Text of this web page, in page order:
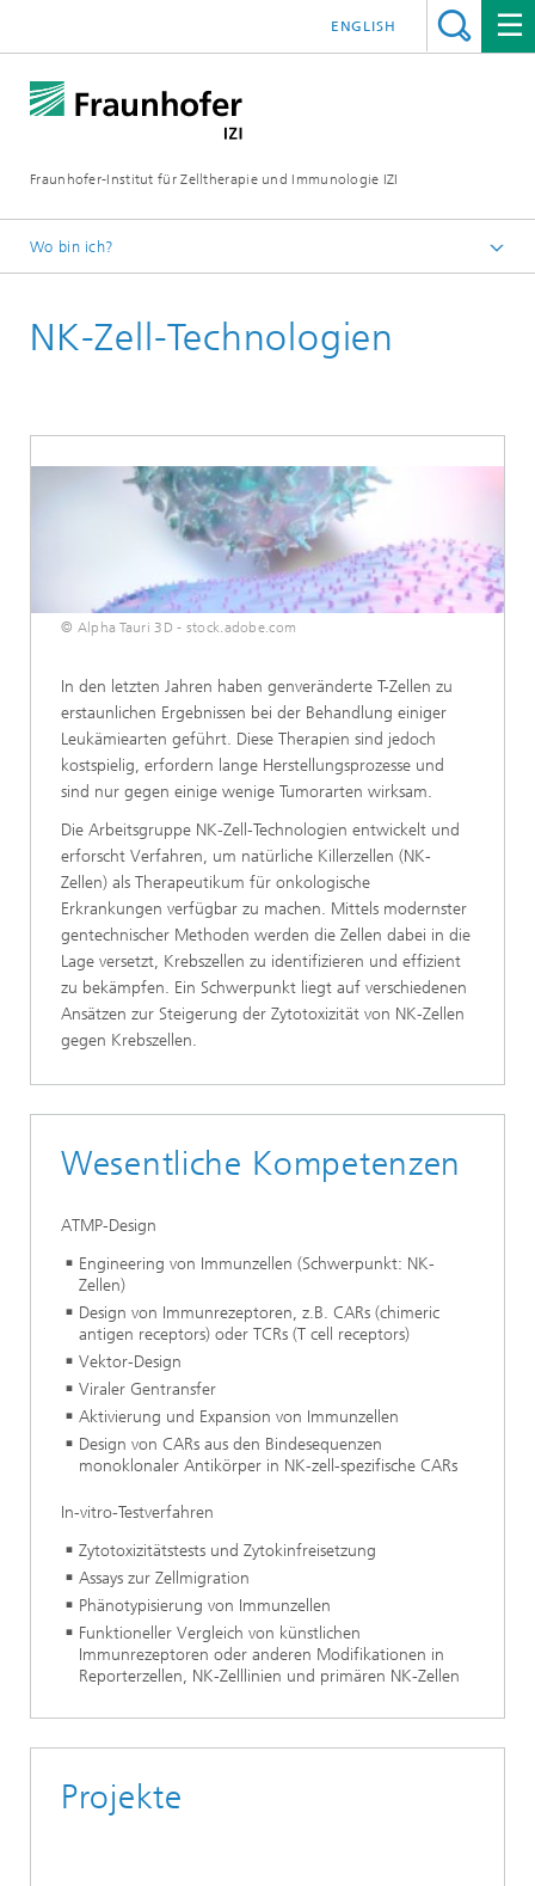
Fraunhofer-Institut für Zelltherapie und Immunologie IZI
ENGLISH
Wo bin ich?
Abteilungen
NK-Zell-Technologien
© Alpha Tauri 3D - stock.adobe.com
In den letzten Jahren haben genveränderte T-Zellen zu
erstaunlichen Ergebnissen bei der Behandlung einiger
Leukämiearten geführt. Diese Therapien sind jedoch
kostspielig, erfordern lange Herstellungsprozesse und
sind nur gegen einige wenige Tumorarten wirksam.
Die Arbeitsgruppe NK-Zell-Technologien entwickelt und
erforscht Verfahren, um natürliche Killerzellen (NK-
Zellen) als Therapeutikum für onkologische
Erkrankungen verfügbar zu machen. Mittels modernster
gentechnischer Methoden werden die Zellen dabei in die
Lage versetzt, Krebszellen zu identifizieren und effizient
zu bekämpfen. Ein Schwerpunkt liegt auf verschiedenen
Ansätzen zur Steigerung der Zytotoxizität von NK-Zellen
gegen Krebszellen.
Wesentliche Kompetenzen
ATMP-Design
Engineering von Immunzellen (Schwerpunkt: NK-
Zellen)
Design von Immunrezeptoren, z.B. CARs (chimeric
antigen receptors) oder TCRs (T cell receptors)
Vektor-Design
Viraler Gentransfer
Aktivierung und Expansion von Immunzellen
Design von CARs aus den Bindesequenzen
monoklonaler Antikörper in NK-zell-spezifische CARs
In-vitro-Testverfahren
Zytotoxizitätstests und Zytokinfreisetzung
Assays zur Zellmigration
Phänotypisierung von Immunzellen
Funktioneller Vergleich von künstlichen
Immunrezeptoren oder anderen Modifikationen in
Reporterzellen, NK-Zelllinien und primären NK-Zellen
Projekte